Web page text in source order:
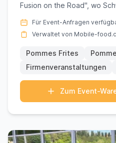
Vendanges bis zur Place
von einem vielfältigen
alle begeistert.
Infrastruktur nötig
Geselliges Erlebnis: die
Verbindung zwischen den
Modernes Image :
Neuchâtel zieht ein
Fusion on the Road", wo
Für Event-Anfragen
Verwaltet von Mobile-
Pommes Frites
Firmenveranstaltungen
Zum Event-